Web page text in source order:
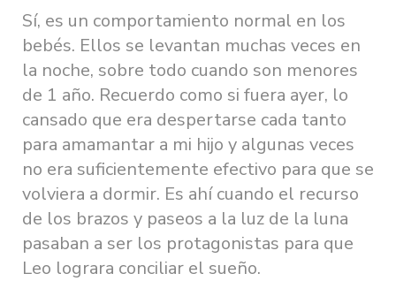
Sí, es un comportamiento normal en los
bebés. Ellos se levantan muchas veces en
la noche, sobre todo cuando son menores
de 1 año. Recuerdo como si fuera ayer, lo
cansado que era despertarse cada tanto
para amamantar a mi hijo y algunas veces
no era suficientemente efectivo para que se
volviera a dormir. Es ahí cuando el recurso
de los brazos y paseos a la luz de la luna
pasaban a ser los protagonistas para que
Leo lograra conciliar el sueño.